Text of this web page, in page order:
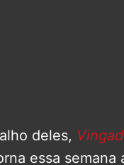
deles,
essa semana